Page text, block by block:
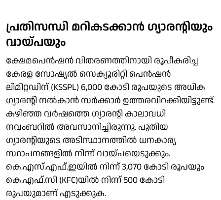
പ്രതിസന്ധി മറികടക്കാന്‍ ഗ്യാരന്റിയും
വായ്പയും
ക്ഷേമപെന്‍ഷന്‍ വിതരണത്തിനായി രൂപീകരിച്ച
കേരള സോഷ്യല്‍ സെക്യൂരിറ്റി പെന്‍ഷന്‍
ലിമിറ്റഡിന് (KSSPL) 6,000 കോടി രൂപയുടെ അധിക
ഗ്യാരന്റി നല്‍കാന്‍ സര്‍ക്കാര്‍ ഉത്തരവിറക്കിയിട്ടുണ്ട്.
കഴിഞ്ഞ വര്‍ഷത്തെ ഗ്യാരന്റി കാലാവധി
നവംബറില്‍ അവസാനിച്ചിരുന്നു. പുതിയ
ഗ്യാരന്റിയുടെ അടിസ്ഥാനത്തില്‍ ധനകാര്യ
സ്ഥാപനങ്ങളില്‍ നിന്ന് വായ്പയെടുക്കും.
കെ.എസ്.എഫ്.ഇയില്‍ നിന്ന് 3,070 കോടി രൂപയും
കെ.എഫ്.സി (KFC)യില്‍ നിന്ന് 500 കോടി
രൂപയുമാണ് എടുക്കുക.